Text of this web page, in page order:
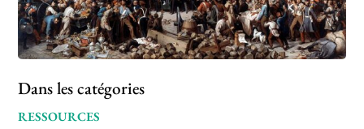
Dans les catégories
RESSOURCES